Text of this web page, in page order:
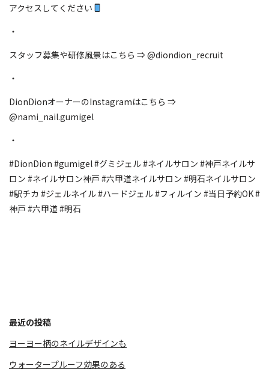
アクセスしてください
・
スタッフ募集や研修風景はこちら ⇒ @diondion_recruit
・
DionDionオーナーのInstagramはこちら ⇒
@nami_nail.gumigel
・
#DionDion #gumigel #グミジェル #ネイルサロン #神戸ネイルサ
ロン #ネイルサロン神戸 #六甲道ネイルサロン #明石ネイルサロン
#駅チカ #ジェルネイル #ハードジェル #フィルイン #当日予約OK #
神戸 #六甲道 #明石
最近の投稿
ヨーヨー柄のネイルデザインも
ウォータープルーフ効果のある